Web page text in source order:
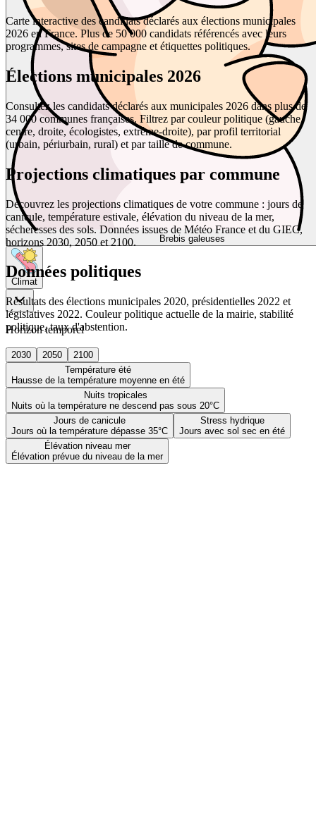
Brebis galeuses
Climat
Horizon temporel
2030 2050
2100
Température été
Hausse de la température moyenne en été
Nuits tropicales
Nuits où la température ne descend pas sous 20°C
Jours de canicule
Jours où la température dépasse 35°C
Stress hydrique
Jours avec sol sec en été
Élévation niveau mer
Élévation prévue du niveau de la mer
Carte interactive des candidats déclarés aux élections municipales
2026 en France. Plus de 50 000 candidats référencés avec leurs
programmes, sites de campagne et étiquettes politiques.
Élections municipales 2026
Consultez les candidats déclarés aux municipales 2026 dans plus de
34 000 communes françaises. Filtrez par couleur politique (gauche,
centre, droite, écologistes, extrême-droite), par profil territorial
(urbain, périurbain, rural) et par taille de commune.
Projections climatiques par commune
Découvrez les projections climatiques de votre commune : jours de
canicule, température estivale, élévation du niveau de la mer,
sécheresses des sols. Données issues de Météo France et du GIEC,
horizons 2030, 2050 et 2100.
Données politiques
Résultats des élections municipales 2020, présidentielles 2022 et
législatives 2022. Couleur politique actuelle de la mairie, stabilité
politique, taux d'abstention.